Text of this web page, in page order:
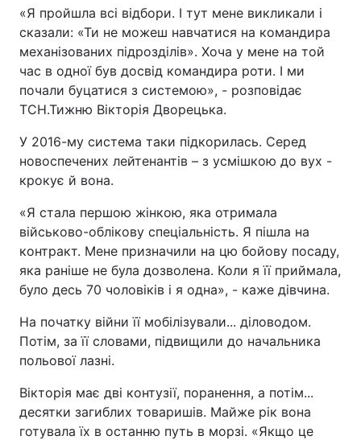
«Я пройшла всі відбори. І тут мене викликали і
сказали: «Ти не можеш навчатися на командира
механізованих підрозділів». Хоча у мене на той
час в одної був досвід командира роти. І ми
почали буцатися з системою», - розповідає
ТСН.Тижню Вікторія Дворецька.
У 2016-му система таки підкорилась. Серед
новоспечених лейтенантів – з усмішкою до вух -
крокує й вона.
«Я стала першою жінкою, яка отримала
військово-облікову спеціальність. Я пішла на
контракт. Мене призначили на цю бойову посаду,
яка раніше не була дозволена. Коли я її приймала,
було десь 70 чоловіків і я одна», - каже дівчина.
На початку війни її мобілізували... діловодом.
Потім, за її словами, підвищили до начальника
польової лазні.
Вікторія має дві контузії, поранення, а потім...
десятки загиблих товаришів. Майже рік вона
готувала їх в останню путь в морзі. «Якщо це